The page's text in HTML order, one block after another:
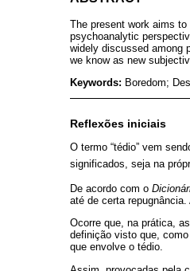
The present work aims
psychoanalytic
widely discussed among
we know as new
Keywords: Boredom;
Reflexões iniciais
O termo “tédio” vem
significados, seja na
De acordo com o
até de certa
Ocorre que, na prática,
definição visto que,
que envolve o tédio.